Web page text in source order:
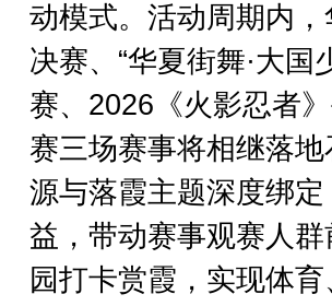
动模式。活动周期内
决赛、“华夏街舞·大国
赛、2026《火影忍者
赛三场赛事将相继落
源与落霞主题深度绑
益，带动赛事观赛人
园打卡赏霞，实现体